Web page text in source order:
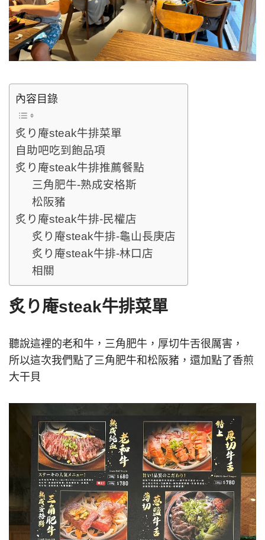
內容目錄
炙り庵steak牛排菜單
自助吧吃到飽品項
炙り庵steak牛排推薦餐點
三角肥牛-熟成安格斯
松阪豬
炙り庵steak牛排-民權店
炙り庵steak牛排-龜山長庚店
炙り庵steak牛排-林口店
相關
炙り庵steak牛排菜單
聽說這裡的老和牛，三角肥牛，厚切牛舌很厲害，
所以這次我們點了三角肥牛和松阪豬，還加點了香煎
大干貝